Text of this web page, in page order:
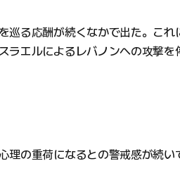
る応酬が続くなかで出た。これ
ラエルによるレバノンへの攻撃を
の重荷になるとの警戒感が続い